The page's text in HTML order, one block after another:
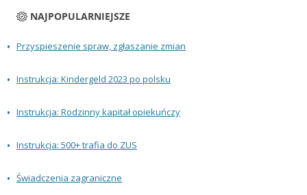
NAJPOPULARNIEJSZE
Przyspieszenie spraw, zgłaszanie zmian
Instrukcja: Kindergeld 2023 po polsku
Instrukcja: Rodzinny kapitał opiekuńczy
Instrukcja: 500+ trafia do ZUS
Świadczenia zagraniczne